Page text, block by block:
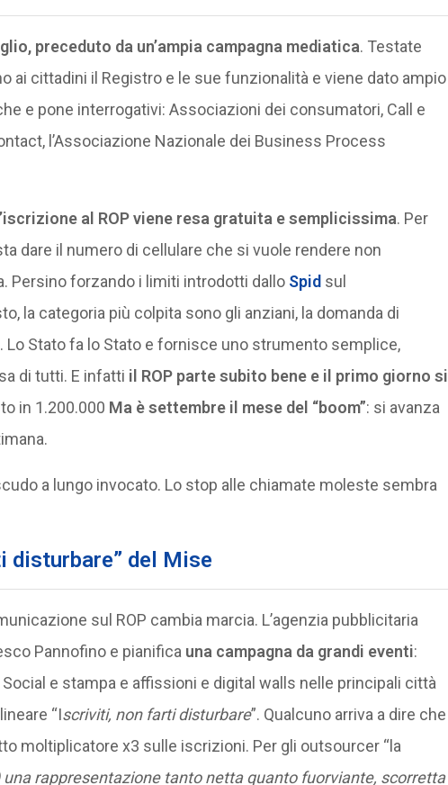
preceduto da un’ampia campagna mediatica. Testate
ai cittadini il Registro e le sue funzionalità e viene dato ampio
e pone interrogativi: Associazioni dei consumatori, Call e
l’Associazione Nazionale dei Business Process
al ROP viene resa gratuita e semplicissima. Per
dare il numero di cellulare che si vuole rendere non
Persino forzando i limiti introdotti dallo Spidsul
la categoria più colpita sono gli anziani, la domanda di
Lo Stato fa lo Stato e fornisce uno strumento semplice,
di tutti. E infatti il ROP parte subito bene e il primo giorno si
in 1.200.000 Ma è settembre il mese del “boom”: si avanza
a lungo invocato. Lo stop alle chiamate moleste sembra
disturbare” del Mise
sul ROP cambia marcia. L’agenzia pubblicitaria
Pannofino e pianifica una campagna da grandi eventi:
e stampa e affissioni e digital walls nelle principali città
“Iscriviti, non farti disturbare”. Qualcuno arriva a dire che
moltiplicatore x3 sulle iscrizioni. Per gli outsourcer “la
rappresentazione tanto netta quanto fuorviante, scorretta